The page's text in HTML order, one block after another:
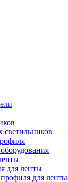
светильников
для ленты
для ленты